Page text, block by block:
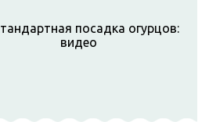
посадка огурцов:
видео